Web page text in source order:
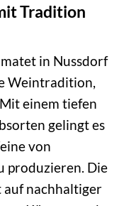
Tradition
in Nussdorf
Weintradition,
einem tiefen
gelingt es
von
produzieren. Die
auf nachhaltiger